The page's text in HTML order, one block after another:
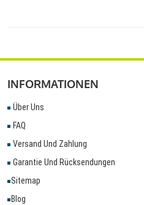
INFORMATIONEN
Über Uns
FAQ
Versand Und Zahlung
Garantie Und Rücksendungen
Sitemap
Blog